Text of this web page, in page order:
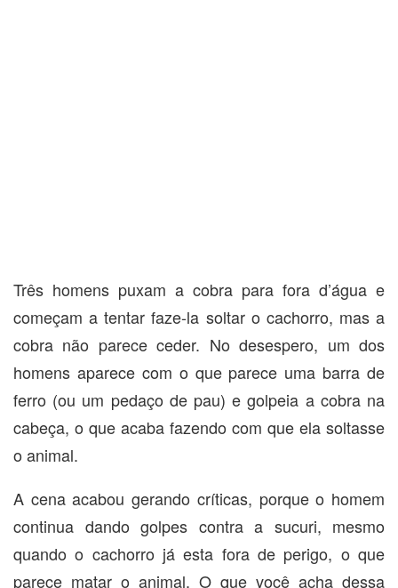
Três homens puxam a cobra para fora d’água e
começam a tentar faze-la soltar o cachorro, mas a
cobra não parece ceder. No desespero, um dos
homens aparece com o que parece uma barra de
ferro (ou um pedaço de pau) e golpeia a cobra na
cabeça, o que acaba fazendo com que ela soltasse
o animal.
A cena acabou gerando críticas, porque o homem
continua dando golpes contra a sucuri, mesmo
quando o cachorro já esta fora de perigo, o que
parece matar o animal. O que você acha dessa